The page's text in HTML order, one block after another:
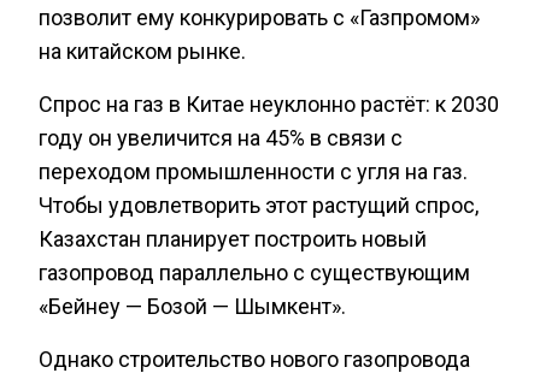
позволит ему конкурировать с «Газпромом»
на китайском рынке.
Спрос на газ в Китае неуклонно растёт: к 2030
году он увеличится на 45% в связи с
переходом промышленности с угля на газ.
Чтобы удовлетворить этот растущий спрос,
Казахстан планирует построить новый
газопровод параллельно с существующим
«Бейнеу — Бозой — Шымкент».
Однако строительство нового газопровода